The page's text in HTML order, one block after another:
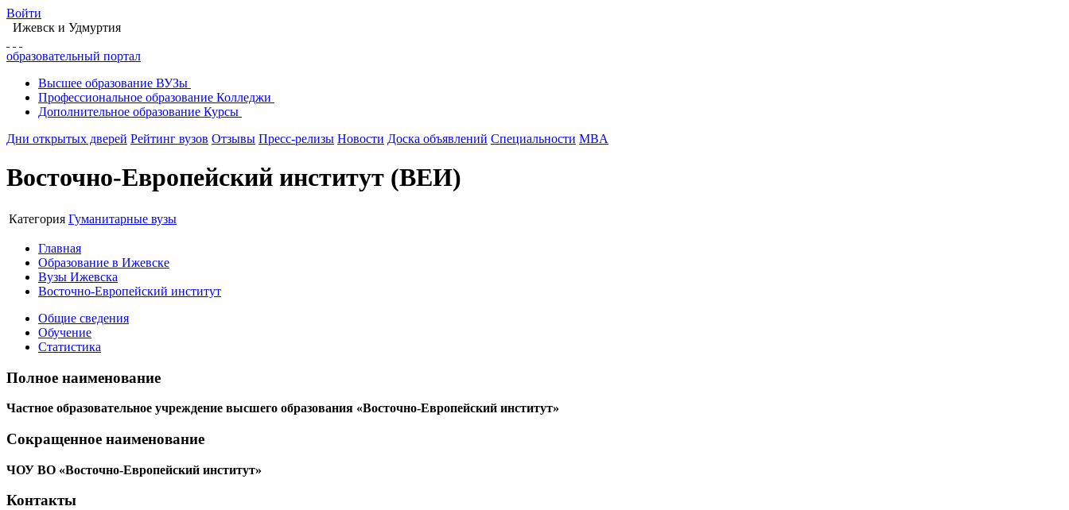
Войти
Ижевск и Удмуртия
образовательный портал
Высшее образование ВУЗы
Профессиональное образование Колледжи
Дополнительное образование Курсы
Дни открытых дверей Рейтинг вузов Отзывы Пресс-релизы Новости Доска объявлений Специальности MBA
Восточно-Европейский институт (ВЕИ)
Категория Гуманитарные вузы
Главная
Образование в Ижевске
Вузы Ижевска
Восточно-Европейский институт
Общие сведения
Обучение
Статистика
Полное наименование
Частное образовательное учреждение высшего образования «Восточно-Европейский институт»
Сокращенное наименование
ЧОУ ВО «Восточно-Европейский институт»
Контакты